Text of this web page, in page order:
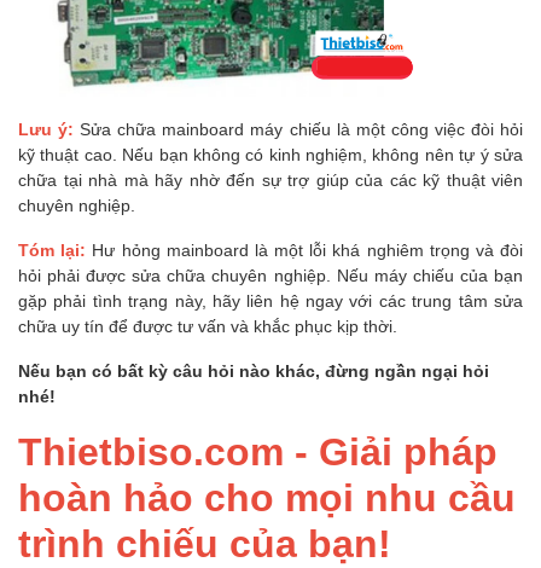
Lưu ý: Sửa chữa mainboard máy chiếu là một công việc đòi hỏi
kỹ thuật cao. Nếu bạn không có kinh nghiệm, không nên tự ý sửa
chữa tại nhà mà hãy nhờ đến sự trợ giúp của các kỹ thuật viên
chuyên nghiệp.
Tóm lại: Hư hỏng mainboard là một lỗi khá nghiêm trọng và đòi
hỏi phải được sửa chữa chuyên nghiệp. Nếu máy chiếu của bạn
gặp phải tình trạng này, hãy liên hệ ngay với các trung tâm sửa
chữa uy tín để được tư vấn và khắc phục kịp thời.
Nếu bạn có bất kỳ câu hỏi nào khác, đừng ngần ngại hỏi
nhé!
Thietbiso.com - Giải pháp
hoàn hảo cho mọi nhu cầu
trình chiếu của bạn!